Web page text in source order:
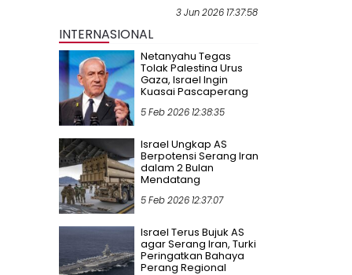
3 Jun 2026 17:37:58
INTERNASIONAL
Netanyahu Tegas
Tolak Palestina Urus
Gaza, Israel Ingin
Kuasai Pascaperang
5 Feb 2026 12:38:35
Israel Ungkap AS
Berpotensi Serang Iran
dalam 2 Bulan
Mendatang
5 Feb 2026 12:37:07
Israel Terus Bujuk AS
agar Serang Iran, Turki
Peringatkan Bahaya
Perang Regional